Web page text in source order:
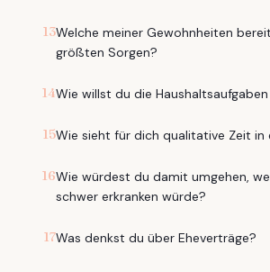
13Welche meiner Gewohnheiten
größten Sorgen?
14Wie willst du die
15Wie sieht für dich qualitative Zeit in
16Wie würdest du damit umgehen,
schwer erkranken würde?
17Was denkst du über Eheverträge?